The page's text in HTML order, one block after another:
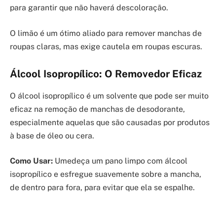
para garantir que não haverá descoloração.
O limão é um ótimo aliado para remover manchas de
roupas claras, mas exige cautela em roupas escuras.
Álcool Isopropílico: O Removedor Eficaz
O álcool isopropílico é um solvente que pode ser muito
eficaz na remoção de manchas de desodorante,
especialmente aquelas que são causadas por produtos
à base de óleo ou cera.
Como Usar: Umedeça um pano limpo com álcool
isopropílico e esfregue suavemente sobre a mancha,
de dentro para fora, para evitar que ela se espalhe.